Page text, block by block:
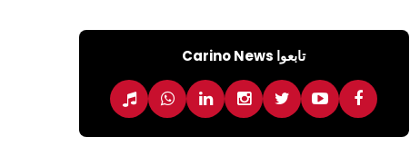
تابعوا Carino News